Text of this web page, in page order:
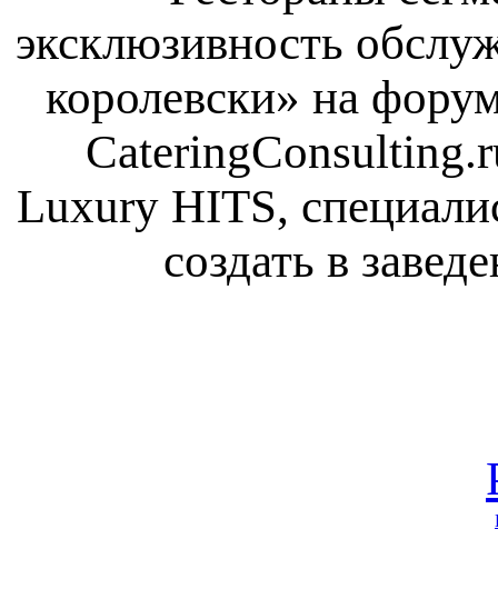
эксклюзивность
королевски» на
Luxury HITS,
создать в